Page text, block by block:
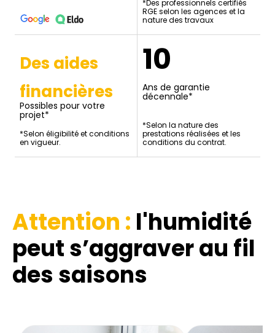
*Des professionnels certifiés
RGE selon les agences et la
nature des travaux
Des aides
financières
Possibles pour votre
projet*
*Selon éligibilité et conditions
en vigueur.
10
Ans de garantie
décennale*
*Selon la nature des
prestations réalisées et les
conditions du contrat.
Attention : l'humidité
peut s’aggraver au fil
des saisons